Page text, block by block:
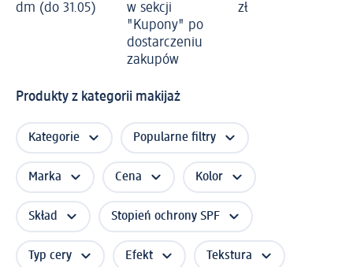
dm (do 31.05)
w sekcji
"Kupony" po
dostarczeniu
zakupów
zł
Produkty z kategorii makijaż
Kategorie Popularne filtry
Marka Cena Kolor
Skład Stopień ochrony SPF
Typ cery Efekt Tekstura